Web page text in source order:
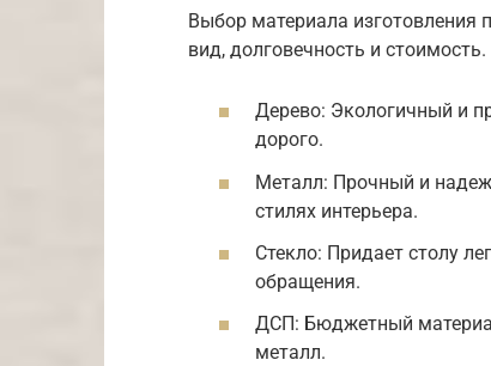
Выбор материала изготовления
вид, долговечность и стоимость.
Дерево: Экологичный и
дорого.
Металл: Прочный и
стилях интерьера.
Стекло: Придает столу
обращения.
ДСП: Бюджетный
металл.